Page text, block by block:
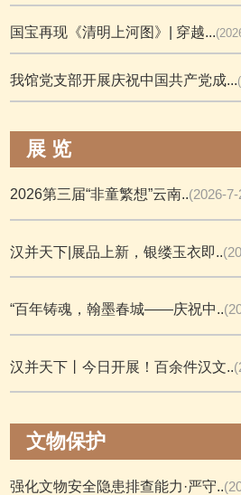
国宝再现《清明上河图》| 穿越...
我馆党支部开展庆祝中国共产党成...
展 览
2026第三届“非童繁想”云南..(2026-7-
汉并天下|展品上新，银缕玉衣即..
“百年铸魂，翰墨春城——庆祝中..
汉并天下丨今日开展！百余件汉文..
文物保护
强化文物安全隐患排查能力·严守..